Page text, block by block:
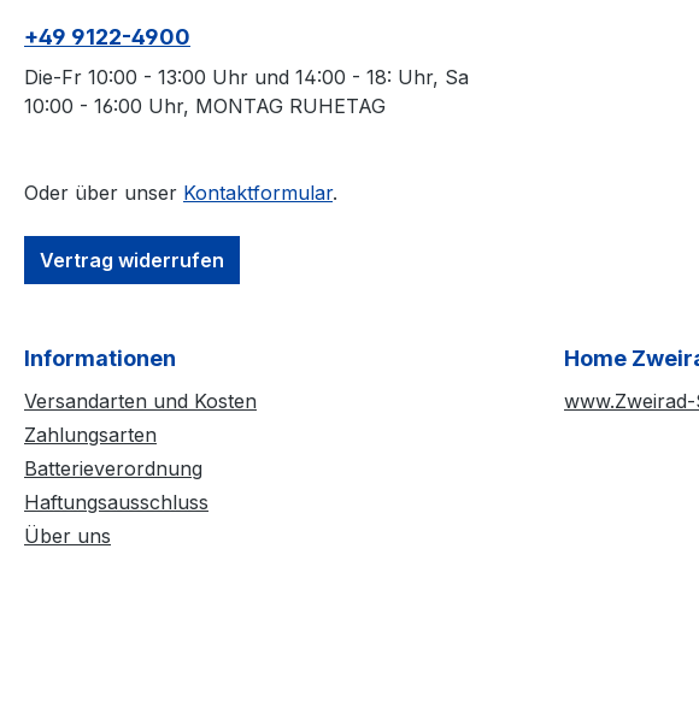
+49 9122-4900
Die-Fr 10:00 - 13:00 Uhr und 14:00 - 18: Uhr, Sa
10:00 - 16:00 Uhr, MONTAG RUHETAG
Oder über unser Kontaktformular.
Vertrag widerrufen
Informationen
Versandarten und Kosten
Zahlungsarten
Batterieverordnung
Haftungsausschluss
Über uns
Home